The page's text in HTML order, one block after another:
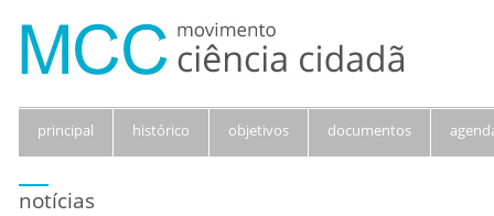
principal histórico objetivos documentos
notícias